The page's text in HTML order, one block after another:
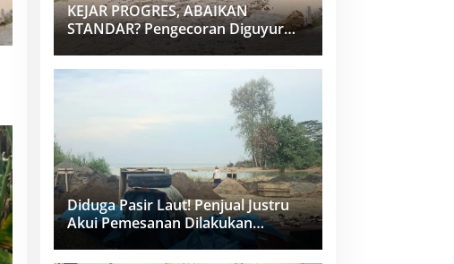
KEJAR PROGRES, ABAIKAN
STANDAR? Pengecoran Diguyur
Hujan di Proyek Rp87,34 Miliar
Sukma Nias, Konsultan, Pengawas
dan PPK Bungkam
Diduga Pasir Laut! Penjual Justru
Akui Pemesanan Dilakukan
Langsung Humas Proyek Sukma